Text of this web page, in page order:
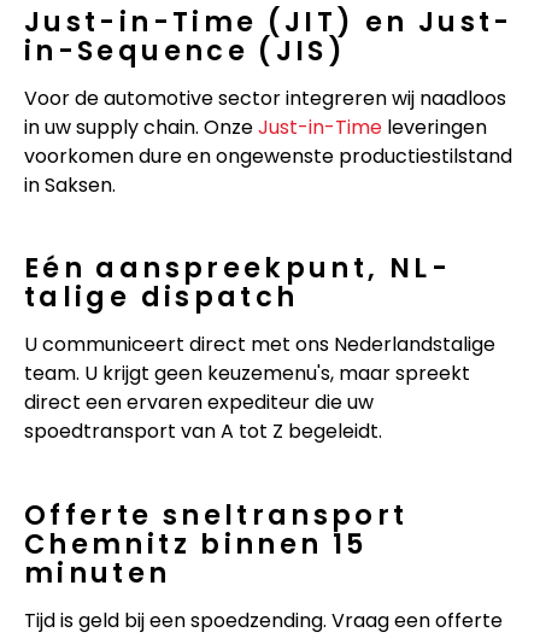
Just-in-Time (JIT) en Just-
in-Sequence (JIS)
Voor de automotive sector integreren wij naadloos
in uw supply chain. OnzeJust-in-Time leveringen
voorkomen dure en ongewenste productiestilstand
in Saksen.
Eén aanspreekpunt, NL-
talige dispatch
U communiceert direct met ons Nederlandstalige
team. U krijgt geen keuzemenu's, maar spreekt
direct een ervaren expediteur die uw
spoedtransport van A tot Z begeleidt.
Offerte sneltransport
Chemnitz binnen 15
minuten
Tijd is geld bij een spoedzending. Vraag een offerte